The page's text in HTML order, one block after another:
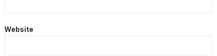
Website